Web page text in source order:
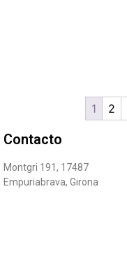
1 2
Contacto
Montgri 191, 17487
Empuriabrava, Girona